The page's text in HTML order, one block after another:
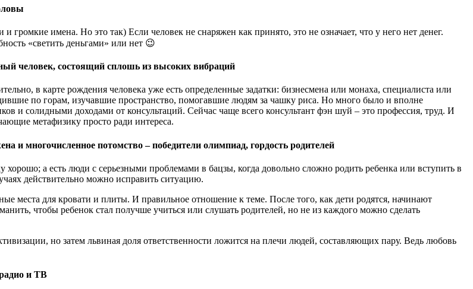
имена. Но это так) Если человек не снаряжен как принято, это не означает, что у него нет денег.
«светить деньгами» или нет 😉
человек, состоящий сплошь из высоких вибраций
в карте рождения человека уже есть определенные задатки: бизнесмена или монаха, специалиста или
по горам, изучавшие пространство, помогавшие людям за чашку риса. Но много было и вполне
и солидными доходами от консультаций. Сейчас чаще всего консультант фэн шуй – это профессия, труд. И
метафизику просто ради интереса.
многочисленное потомство – победители олимпиад, гордость родителей
а есть люди с серьезными проблемами в бацзы, когда довольно сложно родить ребенка или вступить в
действительно можно исправить ситуацию.
места для кровати и плиты. И правильное отношение к теме. После того, как дети родятся, начинают
чтобы ребенок стал получше учиться или слушать родителей, но не из каждого можно сделать
но затем львиная доля ответственности ложится на плечи людей, составляющих пару. Ведь любовь
и ТВ